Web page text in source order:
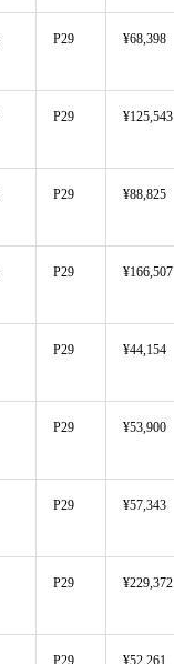
P29 ¥68,398
P29 ¥125,543
P29 ¥88,825
P29 ¥166,507
P29 ¥44,154
P29 ¥53,900
P29 ¥57,343
P29 ¥229,372